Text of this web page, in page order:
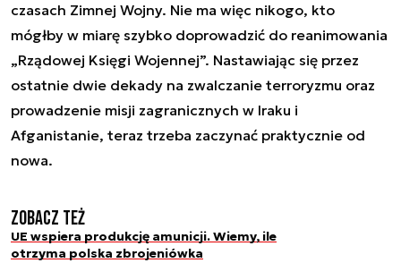
czasach Zimnej Wojny. Nie ma więc nikogo, kto
mógłby w miarę szybko doprowadzić do reanimowania
„Rządowej Księgi Wojennej”. Nastawiając się przez
ostatnie dwie dekady na zwalczanie terroryzmu oraz
prowadzenie misji zagranicznych w Iraku i
Afganistanie, teraz trzeba zaczynać praktycznie od
nowa.
Zobacz też
UE wspiera produkcję amunicji. Wiemy, ile
otrzyma polska zbrojeniówka